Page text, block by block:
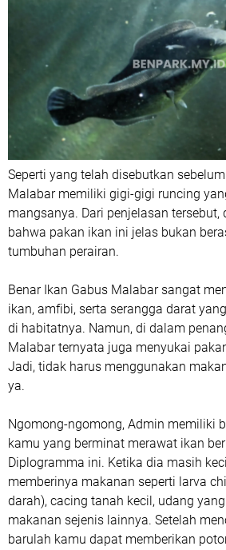
Seperti yang telah disebutkan
Malabar memiliki gigi-gigi runcing
mangsanya. Dari penjelasan
bahwa pakan ikan ini jelas bukan
tumbuhan perairan.
Benar Ikan Gabus Malabar sangat
ikan, amfibi, serta serangga darat
di habitatnya. Namun, di dalam
Malabar ternyata juga menyukai
Jadi, tidak harus menggunakan
ya.
Ngomong-ngomong, Admin memiliki
kamu yang berminat merawat ikan
Diplogramma ini. Ketika dia masih
memberinya makanan seperti larva
darah), cacing tanah kecil, udang
makanan sejenis lainnya. Setelah
barulah kamu dapat memberikan